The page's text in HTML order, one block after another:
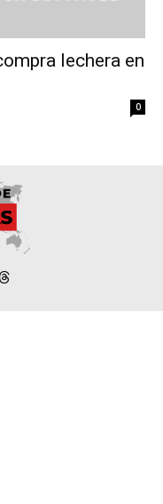
lechera en
0